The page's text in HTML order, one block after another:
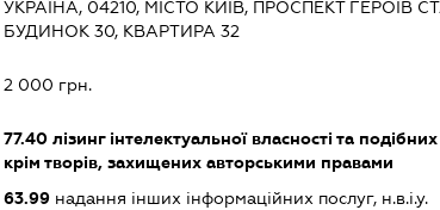
УКРАЇНА, 04210, МІСТО КИЇВ, ПРОСПЕКТ ГЕРОЇВ
БУДИНОК 30, КВАРТИРА 32
2 000 грн.
77.40лізинг інтелектуальної власності та
крім творів, захищених авторськими правами
63.99надання інших інформаційних послуг, н.в.і.у.